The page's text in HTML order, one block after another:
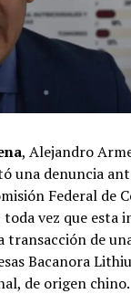
, Alejandro
una denuncia
Federal de
toda vez que esta
de
Bacanora
de origen chino.